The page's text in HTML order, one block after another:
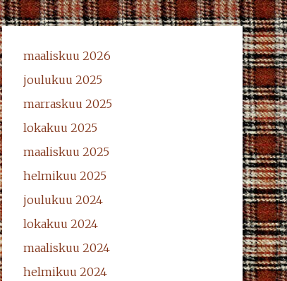
maaliskuu 2026
joulukuu 2025
marraskuu 2025
lokakuu 2025
maaliskuu 2025
helmikuu 2025
joulukuu 2024
lokakuu 2024
maaliskuu 2024
helmikuu 2024